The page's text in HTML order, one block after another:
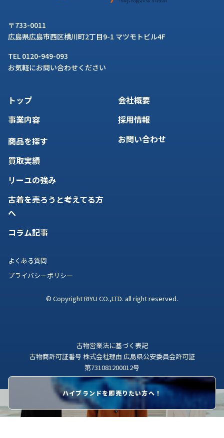
ハイブランドを即売りたい方へ！
〒733-0011
広島県広島市西区横川町2丁目9-1 マツモトビル4F
TEL 0120-949-093
お気軽にお問い合わせください
トップ
事業内容
商品を探す
買取実績
リーユの強み
古着を売ろうと考えてる方
へ
コラム記事
会社概要
採用情報
お問い合わせ
よくある質問
プライバシーポリシー
© Copyright RIYU CO.,LTD. all right reserved.
古物営業法に基づく表記
古物商許可証番号 株式会社理由 広島県公安委員会許可証
第731081200012号